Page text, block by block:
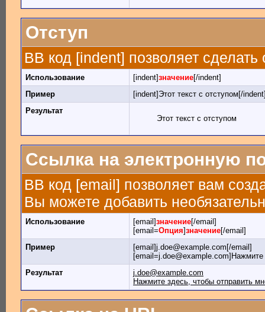
Отступ
BB код [indent] позволяет сделать
Использование [indent]значение[/indent]
Пример
[indent]Этот текст с отступом[/
Результат
Этот текст с отступом
Ссылка на электронную
BB код [email] позволяет вам
Вы можете добавить
Использование [email]значение[/email]
[email=Опция]значение[/email]
Пример
[email]j.doe@example.com[/email]
Результат
j.doe@example.com
Нажмите здесь, чтобы отправить